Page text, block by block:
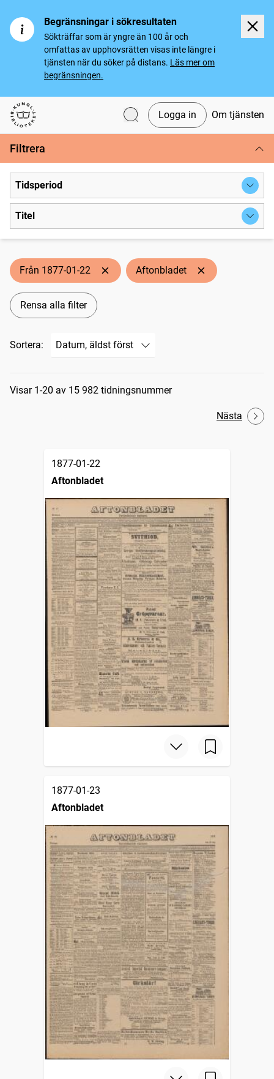
Begränsningar i sökresultaten
Sökträffar som är yngre än 100 år och
omfattas av upphovsrätten visas inte längre i
tjänsten när du söker på distans. Läs mer om
begränsningen.
Svenska tidningar
Logga in Om tjänsten
Filtrera
Tidsperiod
Titel
Från 1877-01-22 Aftonbladet
Rensa alla filter
Sortera:
Sökresultat
Visar 1-20 av 15 982 tidningsnummer
Nästa
1877-01-22
Aftonbladet
1877-01-23
Aftonbladet